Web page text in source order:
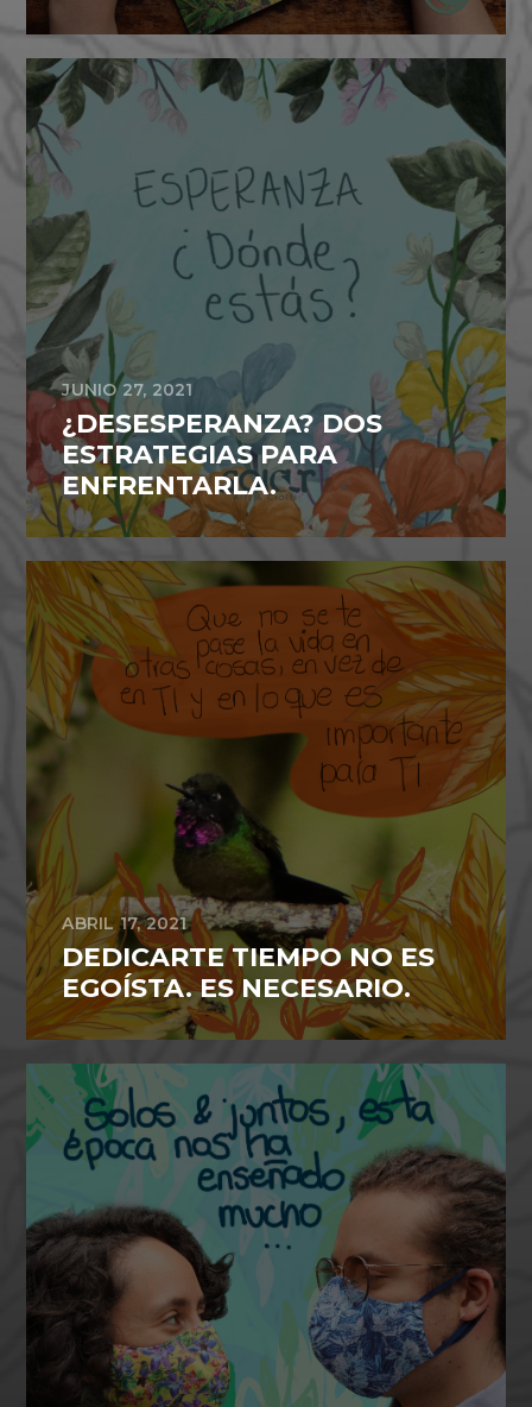
JUNIO 27, 2021
¿DESESPERANZA? DOS
ESTRATEGIAS PARA
ENFRENTARLA.
ABRIL 17, 2021
DEDICARTE TIEMPO NO ES
EGOÍSTA. ES NECESARIO.